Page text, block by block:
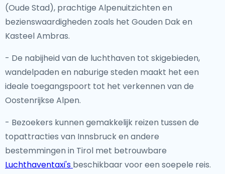
(Oude Stad), prachtige Alpenuitzichten en
bezienswaardigheden zoals het Gouden Dak en
Kasteel Ambras.
- De nabijheid van de luchthaven tot skigebieden,
wandelpaden en naburige steden maakt het een
ideale toegangspoort tot het verkennen van de
Oostenrijkse Alpen.
- Bezoekers kunnen gemakkelijk reizen tussen de
topattracties van Innsbruck en andere
bestemmingen in Tirol met betrouwbare
Luchthaventaxi's beschikbaar voor een soepele reis.